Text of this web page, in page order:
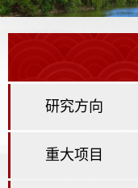
研究方向
重大项目